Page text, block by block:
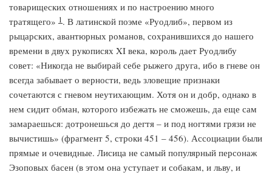
товарищеских отношениях и по настроению много
тратящего» 1. В латинской поэме «Руодлиб», первом из
рыцарских, авантюрных романов, сохранившихся до нашего
времени в двух рукописях XI века, король дает Руодлибу
совет: «Никогда не выбирай себе рыжего друга, ибо в гневе он
всегда забывает о верности, ведь зловещие признаки
сочетаются с гневом неутихающим. Хотя он и добр, однако в
нем сидит обман, которого избежать не сможешь, да еще сам
замараешься: дотронешься до дегтя – и под ногтями грязи не
вычистишь» (фрагмент 5, строки 451 – 456). Ассоциации были
прямые и очевидные. Лисица не самый популярный персонаж
Эзоповых басен (в этом она уступает и собакам, и льву, и